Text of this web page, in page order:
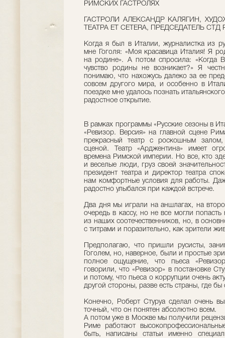
РИМСКИХ ГАСТРОЛЯХ
ГАСТРОЛИ АЛЕКСАНДР КАЛЯГИН,
ТЕАТРА ET CETERA, ПРЕДСЕДАТЕЛЬ СТД
Когда я был в Италии, журналистка из
мне Гоголя: «Моя красавица Италия! Я
на родине». А потом спросила: «Когда
чувство родины не возникает?» Я
понимаю, что нахожусь далеко за ее
совсем другого мира, и особенно в
поездке мне удалось познать
радостное открытие.
В рамках программы «Русские сезоны в
«Ревизор. Версия» на главной сцене
прекрасный театр с роскошным залом,
сценой. Театр «Арджентина» имеет
времена Римской империи. Но все, кто
и веселые люди, груз своей
президент театра и директор театра
нам комфортные условия для работы.
радостно улыбался при каждой встрече.
Два дня мы играли на аншлагах, на
очередь в кассу, но не все могли попасть
из наших соотечественников, но, в
с титрами и поразительно, как зрители
Предполагаю, что пришли русисты,
Гоголем, но, наверное, были и простые
полное ощущение, что пьеса
говорили, что «Ревизор» в постановке
и потому, что пьеса о коррупции очень
другой стороны, разве есть страны, где
Конечно, Роберт Стуруа сделал очень
точный, что он понятен абсолютно всем.
А потом уже в Москве мы получили
Риме работают
быть, написаны статьи именно